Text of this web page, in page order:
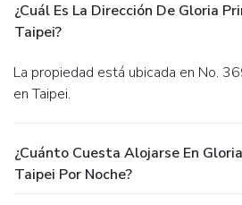
¿Cuál Es La Dirección De Gloria
Taipei?
La propiedad está ubicada en No. 369, Linsen North Road
en Taipei.
¿Cuánto Cuesta Alojarse En
Taipei Por Noche?